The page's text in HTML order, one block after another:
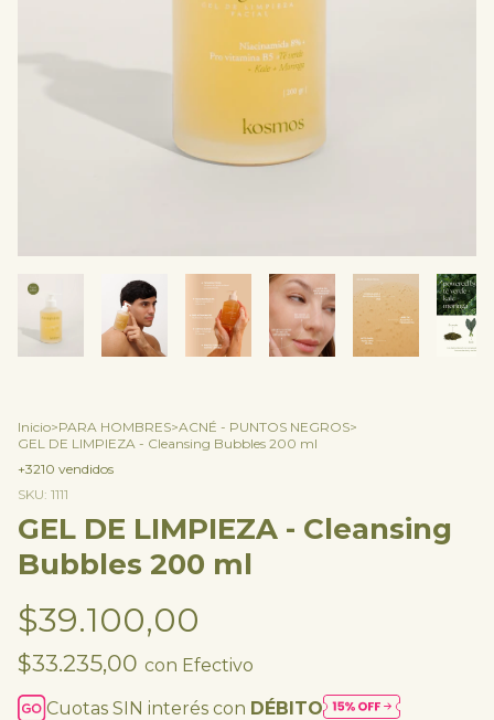
Inicio>PARA HOMBRES>ACNÉ - PUNTOS NEGROS>
GEL DE LIMPIEZA - Cleansing Bubbles 200 ml
+3210 vendidos
SKU: 1111
GEL DE LIMPIEZA - Cleansing
Bubbles 200 ml
$39.100,00
$33.235,00 con Efectivo
Cuotas SIN interés con DÉBITO